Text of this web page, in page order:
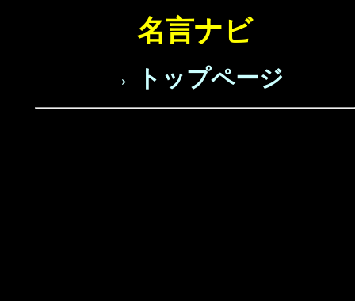
名言ナビ
→ トップページ